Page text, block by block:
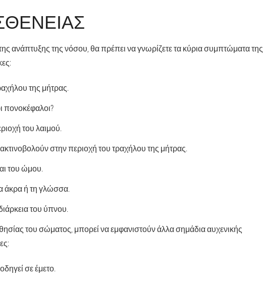
ανάπτυξης της νόσου, θα πρέπει να γνωρίζετε τα κύρια συμπτώματα της
της μήτρας.
πονοκέφαλοι?
του λαιμού.
στην περιοχή του τραχήλου της μήτρας.
του ώμου.
άκρα ή τη γλώσσα.
του ύπνου.
του σώματος, μπορεί να εμφανιστούν άλλα σημάδια αυχενικής
σε έμετο.